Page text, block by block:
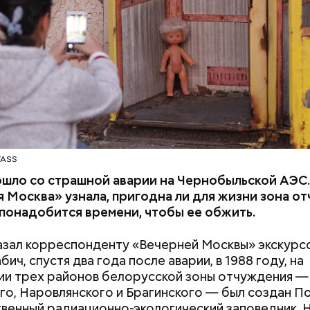
со страшной аварии на Чернобыльской АЭС.
Москва» узнала, пригодна ли для жизни зона
времени, чтобы ее обжить.
корреспонденту «Вечерней Москвы»
спустя два года после аварии, в 1988 году, на
трех районов белорусской зоны отчуждения —
Наровлянского и Брагинского — был создан
изменения климата, ученые вновь несут
за информирование общественности и
лидеров об опасностях, с которыми
Как ученые мы понимаем опасность ядерного
последствия и узнаем, как человеческая
и технологии влияют на климатические
могут навсегда изменить жизнь на Земле.